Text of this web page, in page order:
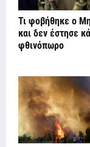
Τι φοβήθηκε ο
και δεν έστησε
φθινόπωρο